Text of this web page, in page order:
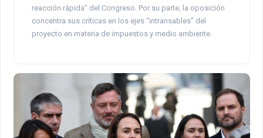
reacción rápida” del Congreso. Por su parte, la oposición
concentra sus críticas en los ejes “intransables” del
proyecto en materia de impuestos y medio ambiente.